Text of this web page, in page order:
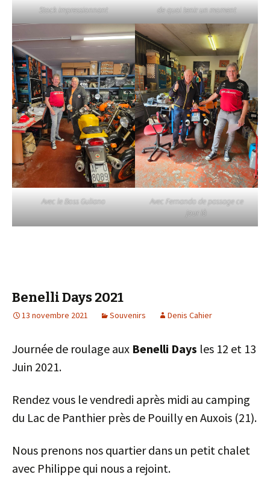
Stock impressionnant de quoi tenir un moment
Avec le Boss Guliano
Avec Fernando de passage ce
jour là
Benelli Days 2021
13 novembre 2021 Souvenirs Denis Cahier
Journée de roulage aux Benelli Days les 12 et 13
Juin 2021.
Rendez vous le vendredi après midi au camping
du Lac de Panthier près de Pouilly en Auxois (21).
Nous prenons nos quartier dans un petit chalet
avec Philippe qui nous a rejoint.